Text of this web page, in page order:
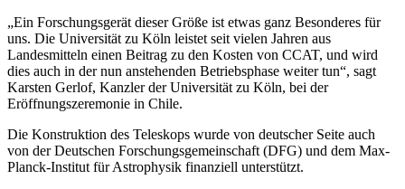
„Ein Forschungsgerät dieser Größe ist etwas ganz Besonderes für
uns. Die Universität zu Köln leistet seit vielen Jahren aus
Landesmitteln einen Beitrag zu den Kosten von CCAT, und wird
dies auch in der nun anstehenden Betriebsphase weiter tun“, sagt
Karsten Gerlof, Kanzler der Universität zu Köln, bei der
Eröffnungszeremonie in Chile.
Die Konstruktion des Teleskops wurde von deutscher Seite auch
von der Deutschen Forschungsgemeinschaft (DFG) und dem Max-
Planck-Institut für Astrophysik finanziell unterstützt.